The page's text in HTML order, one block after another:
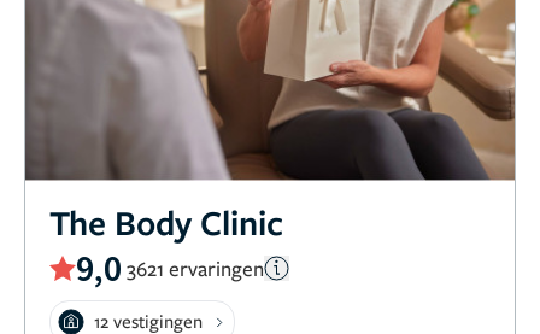
The Body Clinic
9,0 3621 ervaringen
12 vestigingen